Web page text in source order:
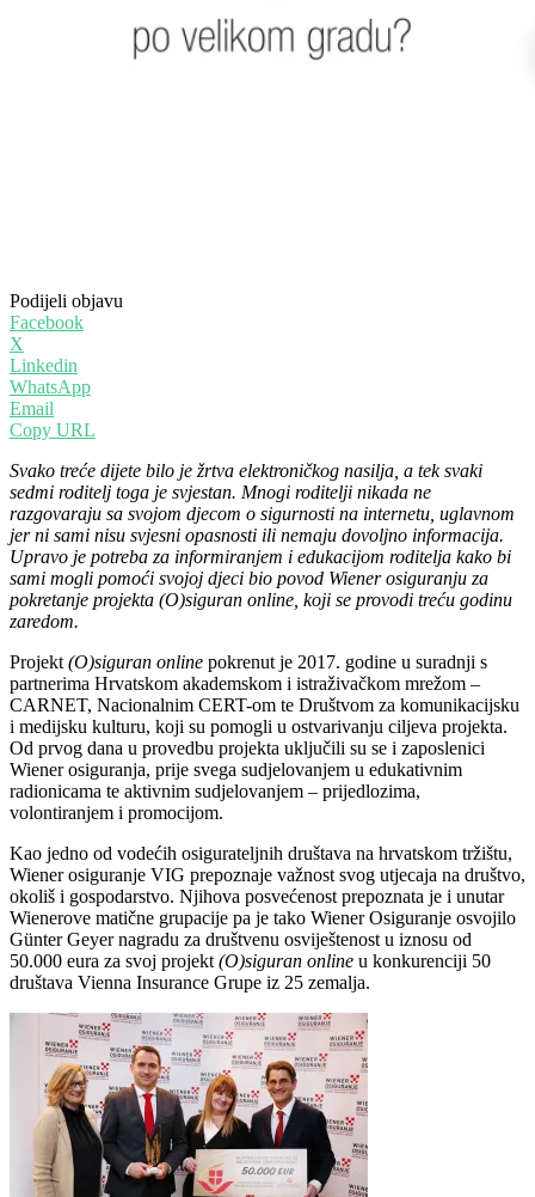
Podijeli objavu
Facebook
X
Linkedin
WhatsApp
Email
Copy URL
Svako treće dijete bilo je žrtva elektroničkog nasilja, a tek svaki
sedmi roditelj toga je svjestan. Mnogi roditelji nikada ne
razgovaraju sa svojom djecom o sigurnosti na internetu, uglavnom
jer ni sami nisu svjesni opasnosti ili nemaju dovoljno informacija.
Upravo je potreba za informiranjem i edukacijom roditelja kako bi
sami mogli pomoći svojoj djeci bio povod Wiener osiguranju za
pokretanje projekta (O)siguran online, koji se provodi treću godinu
zaredom.
Projekt (O)siguran online pokrenut je 2017. godine u suradnji s
partnerima Hrvatskom akademskom i istraživačkom mrežom –
CARNET, Nacionalnim CERT-om te Društvom za komunikacijsku
i medijsku kulturu, koji su pomogli u ostvarivanju ciljeva projekta.
Od prvog dana u provedbu projekta uključili su se i zaposlenici
Wiener osiguranja, prije svega sudjelovanjem u edukativnim
radionicama te aktivnim sudjelovanjem – prijedlozima,
volontiranjem i promocijom.
Kao jedno od vodećih osigurateljnih društava na hrvatskom tržištu,
Wiener osiguranje VIG prepoznaje važnost svog utjecaja na društvo,
okoliš i gospodarstvo. Njihova posvećenost prepoznata je i unutar
Wienerove matične grupacije pa je tako Wiener Osiguranje osvojilo
Günter Geyer nagradu za društvenu osviještenost u iznosu od
50.000 eura za svoj projekt (O)siguran online u konkurenciji 50
društava Vienna Insurance Grupe iz 25 zemalja.